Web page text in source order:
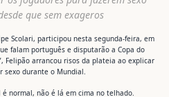
que sem exageros
Scolari, participou nesta segunda-feira, em
falam português e disputarão a Copa do
Felipão arrancou risos da plateia ao explicar
sexo durante o Mundial.
normal, não é lá em cima no telhado.